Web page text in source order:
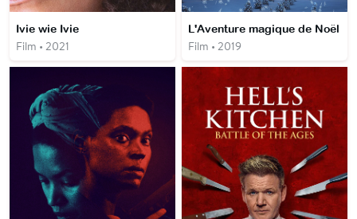
Ivie wie Ivie
Film • 2021
L'Aventure magique de Noël
Film • 2019